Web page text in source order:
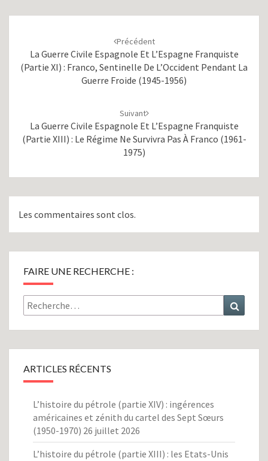
Précédent
La Guerre Civile Espagnole Et L’Espagne Franquiste
(partie XI) : Franco, Sentinelle De L’Occident Pendant La
Guerre Froide (1945-1956)
Suivant
La Guerre Civile Espagnole Et L’Espagne Franquiste
(partie XIII) : Le Régime Ne Survivra Pas À Franco (1961-
1975)
Les commentaires sont clos.
FAIRE UNE RECHERCHE :
Rechercher :
ARTICLES RÉCENTS
L’histoire du pétrole (partie XIV) : ingérences
américaines et zénith du cartel des Sept Sœurs
(1950-1970) 26 juillet 2026
L’histoire du pétrole (partie XIII) : les Etats-Unis